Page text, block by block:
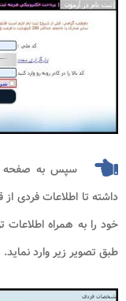
سپس به صفحه
داشته تا اطلاعات فردی
خود را به همراه اطلاعات
طبق تصویر زیر وارد نماید.